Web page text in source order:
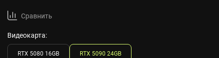
Сравнить
Видеокарта:
RTX 5080 16GB RTX 5090 24GB